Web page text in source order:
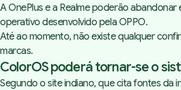
A OnePlus e a Realme poderão
operativo desenvolvido pela OPPO.
Até ao momento, não existe qualquer
marcas.
ColorOS poderá tornar-se o
Segundo o site indiano, que cita fontes da